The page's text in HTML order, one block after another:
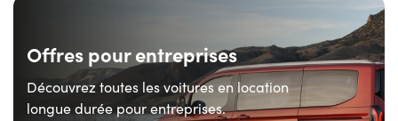
Offres pour entreprises
Découvrez toutes les voitures en location
longue durée pour entreprises.